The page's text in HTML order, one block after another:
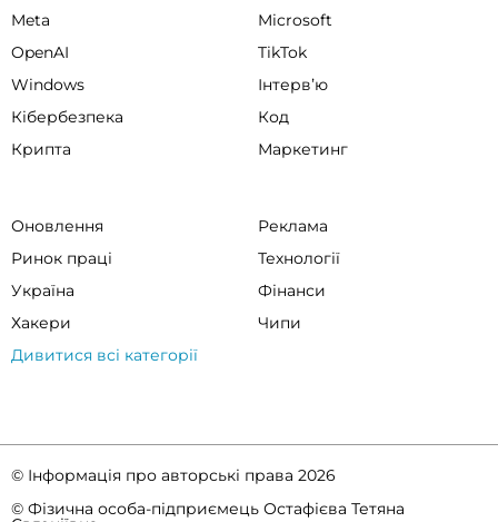
Meta
Microsoft
OpenAI
TikTok
Windows
Інтервʼю
Кібербезпека
Код
Крипта
Маркетинг
Оновлення
Реклама
Ринок праці
Технології
Україна
Фінанси
Хакери
Чипи
Дивитися всі категорії
© Інформація про авторські права 2026
© Фізична особа-підприємець Остафієва Тетяна